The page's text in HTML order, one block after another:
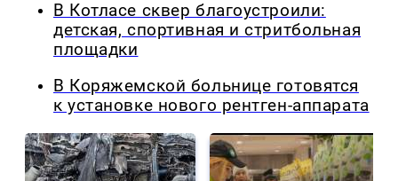
В Котласе сквер благоустроили:
детская, спортивная и стритбольная
площадки
В Коряжемской больнице готовятся
к установке нового рентген-аппарата